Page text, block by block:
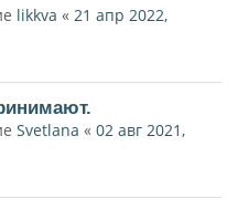
likkva « 21 апр 2022,
Svetlana « 02 авг 2021,